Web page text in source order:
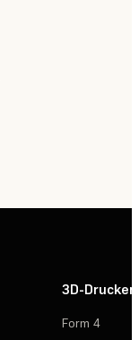
3D-Drucker
Form 4